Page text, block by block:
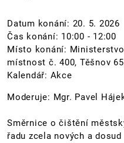
Datum konání: 20. 5. 2026
Čas konání: 10:00 - 12:00
Místo konání:
místnost č. 400, Těšnov
Kalendář: Akce
Moderuje: Mgr. Pavel
Směrnice o čištění
řadu zcela nových a dosud